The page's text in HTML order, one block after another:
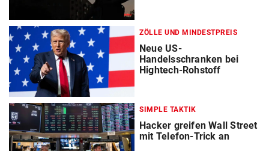
ZÖLLE UND MINDESTPREIS
Neue US-
Handelsschranken bei
Hightech-Rohstoff
SIMPLE TAKTIK
Hacker greifen Wall Street
mit Telefon-Trick an